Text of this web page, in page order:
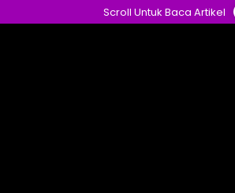
ke
Scroll Untuk Baca Artikel